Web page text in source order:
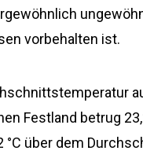
vorbehalten ist.
Festland betrug
°C über dem